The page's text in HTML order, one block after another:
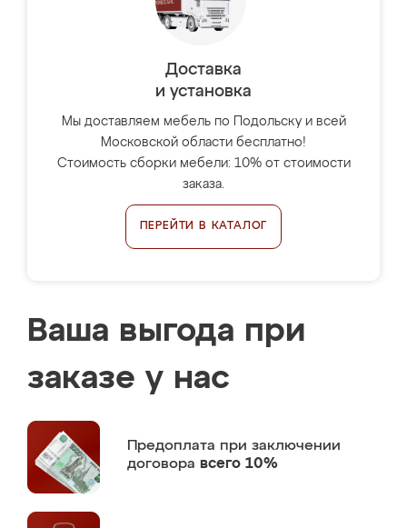
Доставка
и установка
Мы доставляем мебель по Подольску и всей
Московской области бесплатно!
Стоимость сборки мебели: 10% от стоимости
заказа.
ПЕРЕЙТИ В КАТАЛОГ
Ваша выгода при
заказе у нас
Предоплата при заключении
договора всего 10%